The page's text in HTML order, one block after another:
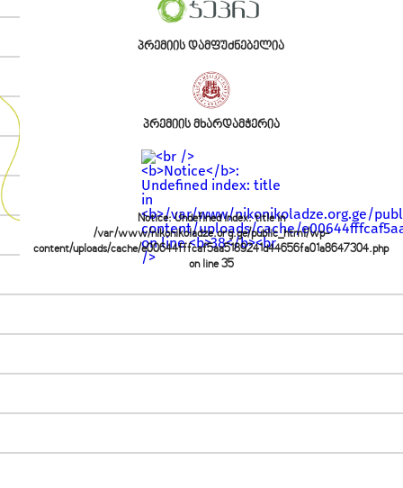
პრემიის დამფუძნებელია
პრემიის მხარდამჭერია
Notice: Undefined index: title in
/var/www/nikonikoladze.org.ge/public_html/wp-
content/uploads/cache/e00644fffcaf5aa5189241d44656fa01a8647304.php
on line35